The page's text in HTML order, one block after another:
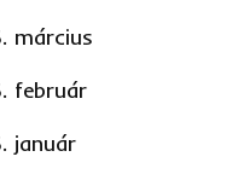
március
február
január